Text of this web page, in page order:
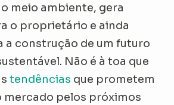
meio ambiente, gera
o proprietário e ainda
a construção de um futuro
Não é à toa que
tendências que prometem
mercado pelos próximos